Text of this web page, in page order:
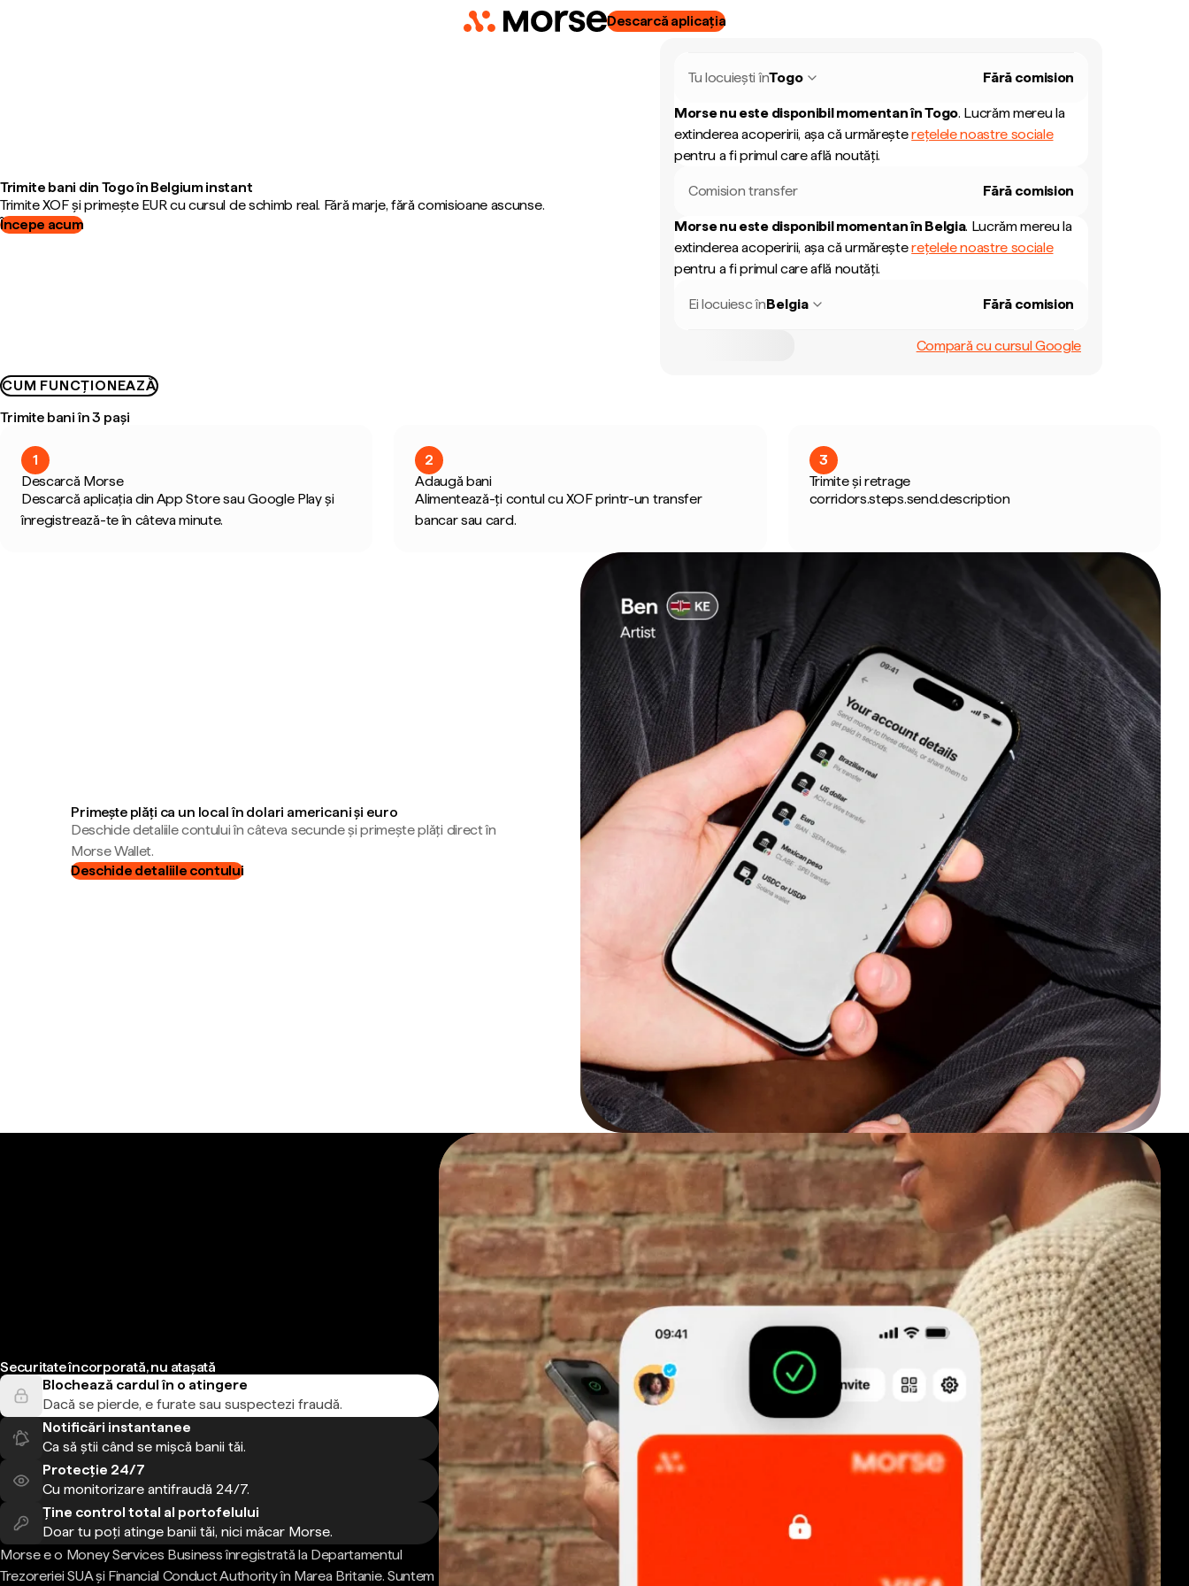
Descarcă aplicația
Trimite bani din Togo în Belgium instant
Trimite XOF și primește EUR cu cursul de schimb real. Fără marje, fără comisioane ascunse.
Începe acum
Tu locuiești înTogo Fără comision
Morse nu este disponibil momentan înTogo. Lucrăm mereu la
extinderea acoperirii, așa că urmăreșterețelele noastre sociale
pentru a fi primul care află noutăți.
Comision transfer Fără comision
Morse nu este disponibil momentan în Belgia. Lucrăm mereu la
extinderea acoperirii, așa că urmăreșterețelele noastre sociale
pentru a fi primul care află noutăți.
Ei locuiesc înBelgia Fără comision
Compară cu cursul Google
CUM FUNCȚIONEAZĂ
Trimite bani în 3 pași
1
Descarcă Morse
Descarcă aplicația din App Store sau Google Play și
înregistrează-te în câteva minute.
2
Adaugă bani
Alimentează-ți contul cu XOF printr-un transfer
bancar sau card.
3
Trimite și retrage
corridors.steps.send.description
Primește plăți ca un local în dolari americani și euro
Deschide detaliile contului în câteva secunde și primește plăți direct în
Morse Wallet.
Deschide detaliile contului
Securitate încorporată, nu atașată
Blochează cardul în o atingere
Dacă se pierde, e furate sau suspectezi fraudă.
Notificări instantanee
Ca să știi când se mișcă banii tăi.
Protecție 24/7
Cu monitorizare antifraudă 24/7.
Ține control total al portofelului
Doar tu poți atinge banii tăi, nici măcar Morse.
Morse e o Money Services Business înregistrată la Departamentul
Trezoreriei SUA și Financial Conduct Authority în Marea Britanie. Suntem